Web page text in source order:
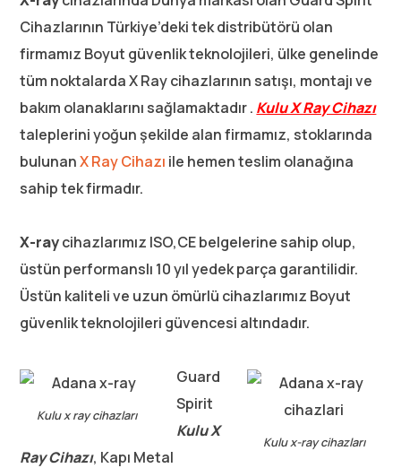
Cihazlarının Türkiye’deki tek distribütörü olan
firmamız Boyut güvenlik teknolojileri, ülke genelinde
tüm noktalarda X Ray cihazlarının satışı, montajı ve
bakım olanaklarını sağlamaktadır . Kulu X Ray Cihazı
taleplerini yoğun şekilde alan firmamız, stoklarında
bulunanX Ray Cihazı ile hemen teslim olanağına
sahip tek firmadır.
X-raycihazlarımız ISO,CE belgelerine sahip olup,
üstün performanslı 10 yıl yedek parça garantilidir.
Üstün kaliteli ve uzun ömürlü cihazlarımız Boyut
güvenlik teknolojileri güvencesi altındadır.
Kulu x ray cihazları
Kulu x-ray cihazları
Guard
Spirit
KuluX
Ray Cihazı, Kapı Metal